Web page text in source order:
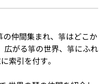
仲間集まれ、箏はどこか
広がる箏の世界、箏にふれ
索引を付す。